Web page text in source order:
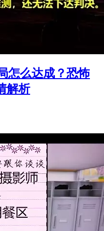
怎么达成？恐怖
解析